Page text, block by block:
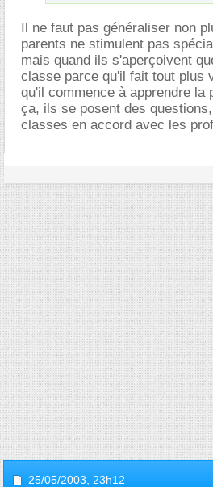
Il ne faut pas généraliser non
parents ne stimulent pas
mais quand ils s'aperçoivent
classe parce qu'il fait tout plus
qu'il commence à apprendre la
ça, ils se posent des
classes en accord avec les
25/05/2003, 23h12